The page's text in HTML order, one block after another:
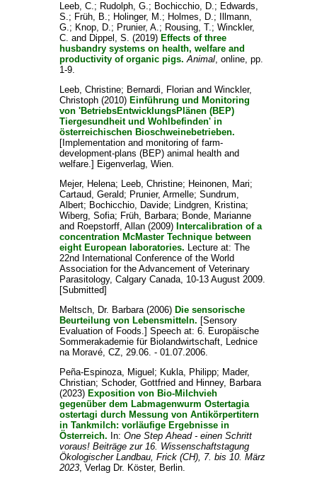
Leeb, C.; Rudolph, G.; Bochicchio, D.; Edwards,
S.; Früh, B.; Holinger, M.; Holmes, D.;
Illmann,
G.; Knop, D.; Prunier, A.; Rousing, T.; Winckler,
C. and Dippel, S. (2019) Effects of three
husbandry systems on health, welfare and
productivity of organic pigs. Animal, online, pp.
1-9.
Leeb, Christine; Bernardi, Florianand Winckler,
Christoph(2010) Einführung und Monitoring
von 'BetriebsEntwicklungsPlänen (BEP)
Tiergesundheit und Wohlbefinden' in
österreichischen Bioschweinebetrieben.
[Implementation and monitoring of farm-
development-plans (BEP) animal health and
welfare.] Eigenverlag, Wien.
Mejer, Helena; Leeb, Christine; Heinonen, Mari;
Cartaud, Gerald; Prunier, Armelle; Sundrum,
Albert; Bochicchio, Davide; Lindgren, Kristina;
Wiberg, Sofia; Früh, Barbara; Bonde, Marianne
and Roepstorff, Allan(2009) Intercalibration of a
concentration McMaster Technique between
eight European laboratories. Lecture at: The
22nd International Conference of the World
Association for the Advancement of Veterinary
Parasitology, Calgary Canada, 10-13 August 2009.
[Submitted]
Meltsch, Dr. Barbara(2006) Die sensorische
Beurteilung von Lebensmitteln. [Sensory
Evaluation of Foods.] Speech at: 6. Europäische
Sommerakademie für Biolandwirtschaft, Lednice
na Moravé, CZ, 29.06. - 01.07.2006.
Peña-Espinoza, Miguel ; Kukla, Philipp; Mader,
Christian; Schoder, Gottfried and Hinney, Barbara
(2023) Exposition von Bio-Milchvieh
gegenüber dem Labmagenwurm Ostertagia
ostertagi durch Messung von Antikörpertitern
in Tankmilch: vorläufige Ergebnisse in
Österreich. In: One Step Ahead - einen Schritt
voraus! Beiträge zur 16. Wissenschaftstagung
Ökologischer Landbau, Frick (CH), 7. bis 10. März
2023, Verlag Dr. Köster, Berlin.